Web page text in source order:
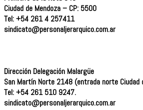
Ciudad de Mendoza – CP: 5500
Tel: +54 261 4 257411
sindicato@personaljerarquico.com.ar
Dirección Delegación Malargüe
San Martín Norte 2148 (entrada norte Ciudad
Tel: +54 261 510 9247.
sindicato@personaljerarquico.com.ar